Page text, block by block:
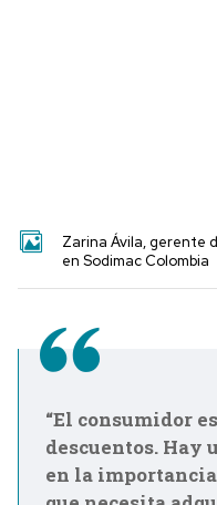
Zarina Ávila, gerente
en Sodimac Colombia
“El consumidor
descuentos. Hay
en la